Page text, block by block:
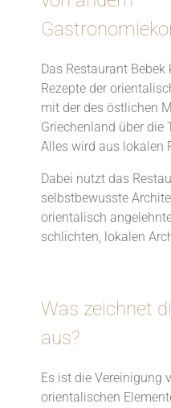
Das Restaurant
Rezepte der
mit der des östlichen
Griechenland über die
Alles wird aus lokalen
Dabei nutzt das
selbstbewusste
orientalisch
schlichten, lokalen
Was zeichnet
aus?
Es ist die Vereinigung
orientalischen